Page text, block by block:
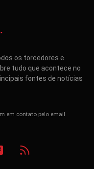
os torcedores e
tudo que acontece no
fontes de notícias
em contato pelo email